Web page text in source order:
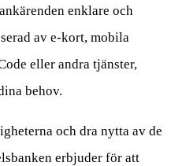
enklare och
av e-kort, mobila
eller andra tjänster,
behov.
och dra nytta av de
erbjuder för att